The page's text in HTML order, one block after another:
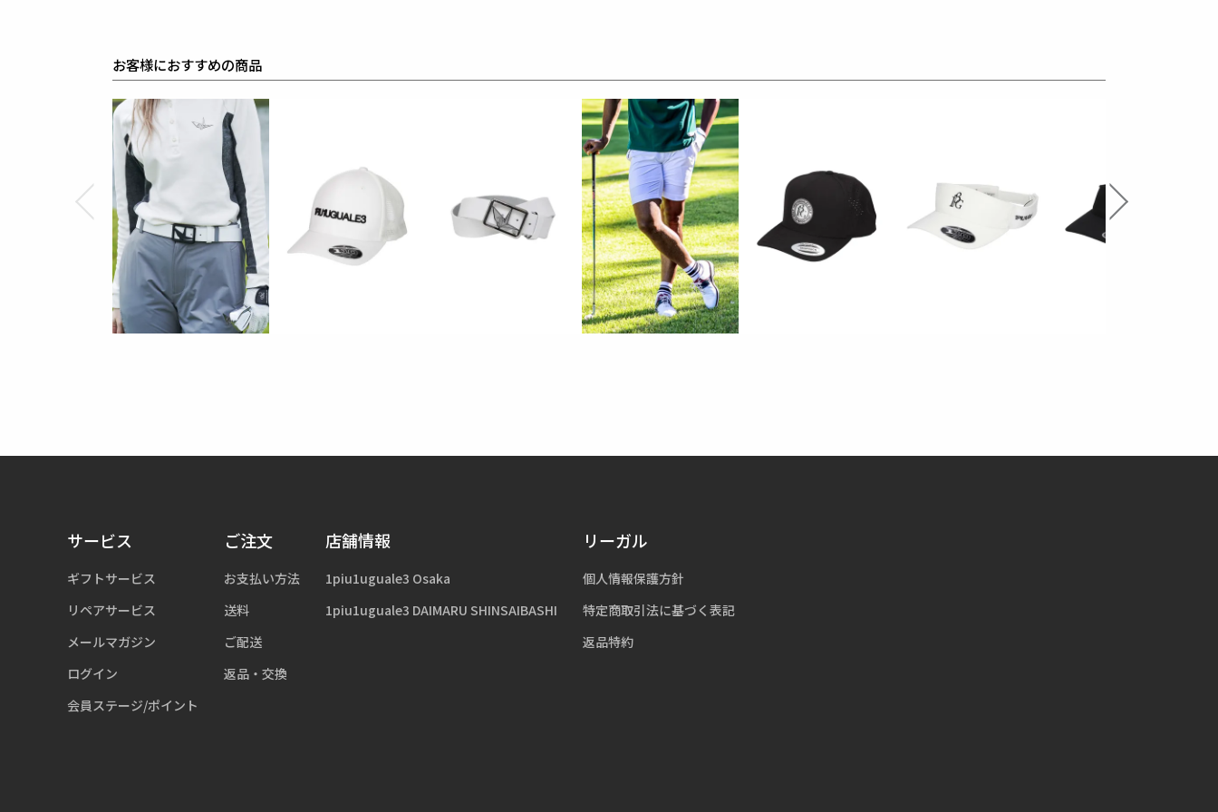
サービス
ギフトサービス
リペアサービス
メールマガジン
ログイン
会員ステージ/ポイント
ご注文
お支払い方法
送料
ご配送
返品・交換
店舗情報
1piu1uguale3 Osaka
1piu1uguale3 DAIMARU SHINSAIBASHI
リーガル
個人情報保護方針
特定商取引法に基づく表記
返品特約